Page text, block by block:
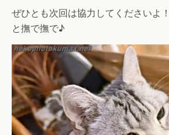
ぜひとも次回は協力してくださいよ！
と撫で撫で♪